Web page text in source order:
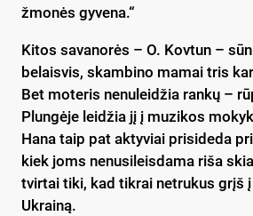
žmonės gyvena.“
Kitos savanorės – O. Kovtun –
belaisvis, skambino mamai tris
Bet moteris nenuleidžia rankų –
Plungėje leidžia jį į muzikos
Hana taip pat aktyviai prisideda
kiek joms nenusileisdama riša
tvirtai tiki, kad tikrai netrukus grįš
Ukrainą.